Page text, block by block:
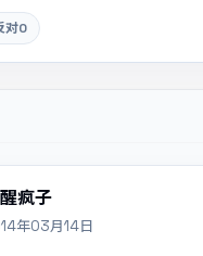
对0
疯子
年03月14日